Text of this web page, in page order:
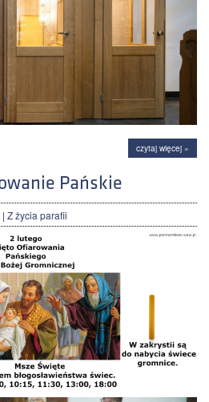
czytaj więcej »
Pańskie
| Z życia parafii